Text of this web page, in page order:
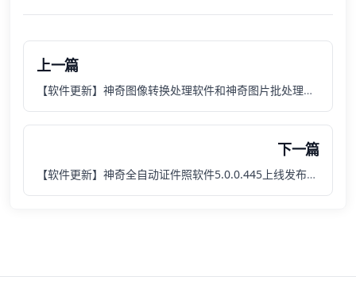
上一篇
【软件更新】神奇图像转换处理软件和神奇图片批处理软件新增GRB格式图片转换成CMYK格式
下一篇
【软件更新】神奇全自动证件照软件5.0.0.445上线发布，新增一键换装功能